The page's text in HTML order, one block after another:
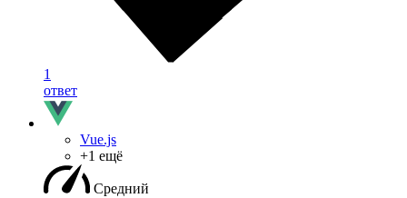
1
ответ
Vue.js
+1 ещё
Средний